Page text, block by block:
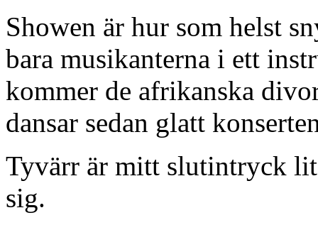
Showen är hur som helst
bara musikanterna i ett
kommer de afrikanska
dansar sedan glatt
Tyvärr är mitt slutintryck
sig.